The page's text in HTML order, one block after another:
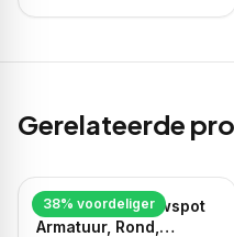
Gerelateerde
38% voordeliger
LED GU10 Inbouwspot
Armatuur, Rond,